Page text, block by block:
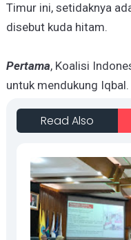
Timur ini, setidaknya
disebut kuda hitam.
Pertama, Koalisi
untuk mendukung Iqbal.
Read Also